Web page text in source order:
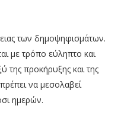
των δημοψηφισμάτων.
με τρόπο εύληπτο και
της προκήρυξης και της
να μεσολαβεί
ημερών.